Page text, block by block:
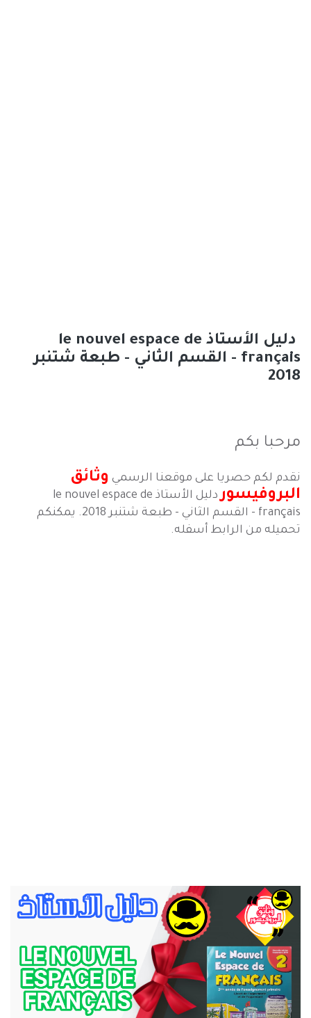
دليل الأستاذ le nouvel espace de
français - القسم الثاني - طبعة شتنبر
2018
مرحبا بكم
نقدم لكم حصريا على موقعنا الرسمي وثائق
البروفيسور
دليل الأستاذ le nouvel espace de
français - القسم الثاني - طبعة شتنبر 2018. يمكنكم
تحميله من الرابط أسفله.